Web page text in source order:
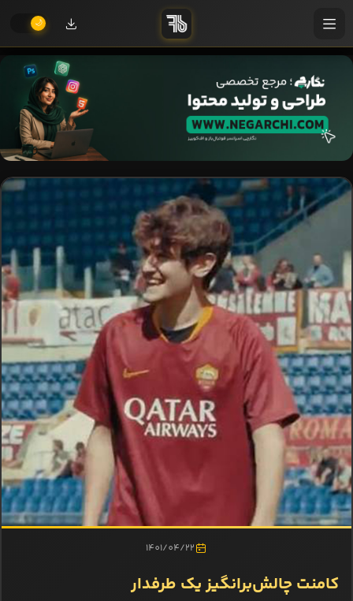
1401/04/22
کامنت چالش‌برانگیز یک طرفدار